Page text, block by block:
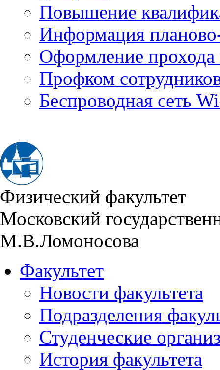
Повышение
Информация
Оформление прохода
Профком
Беспроводная сеть
Физический факультет
Московский
М.В.Ломоносова
Факультет
Новости факультета
Подразделения
Студенческие
История факультета